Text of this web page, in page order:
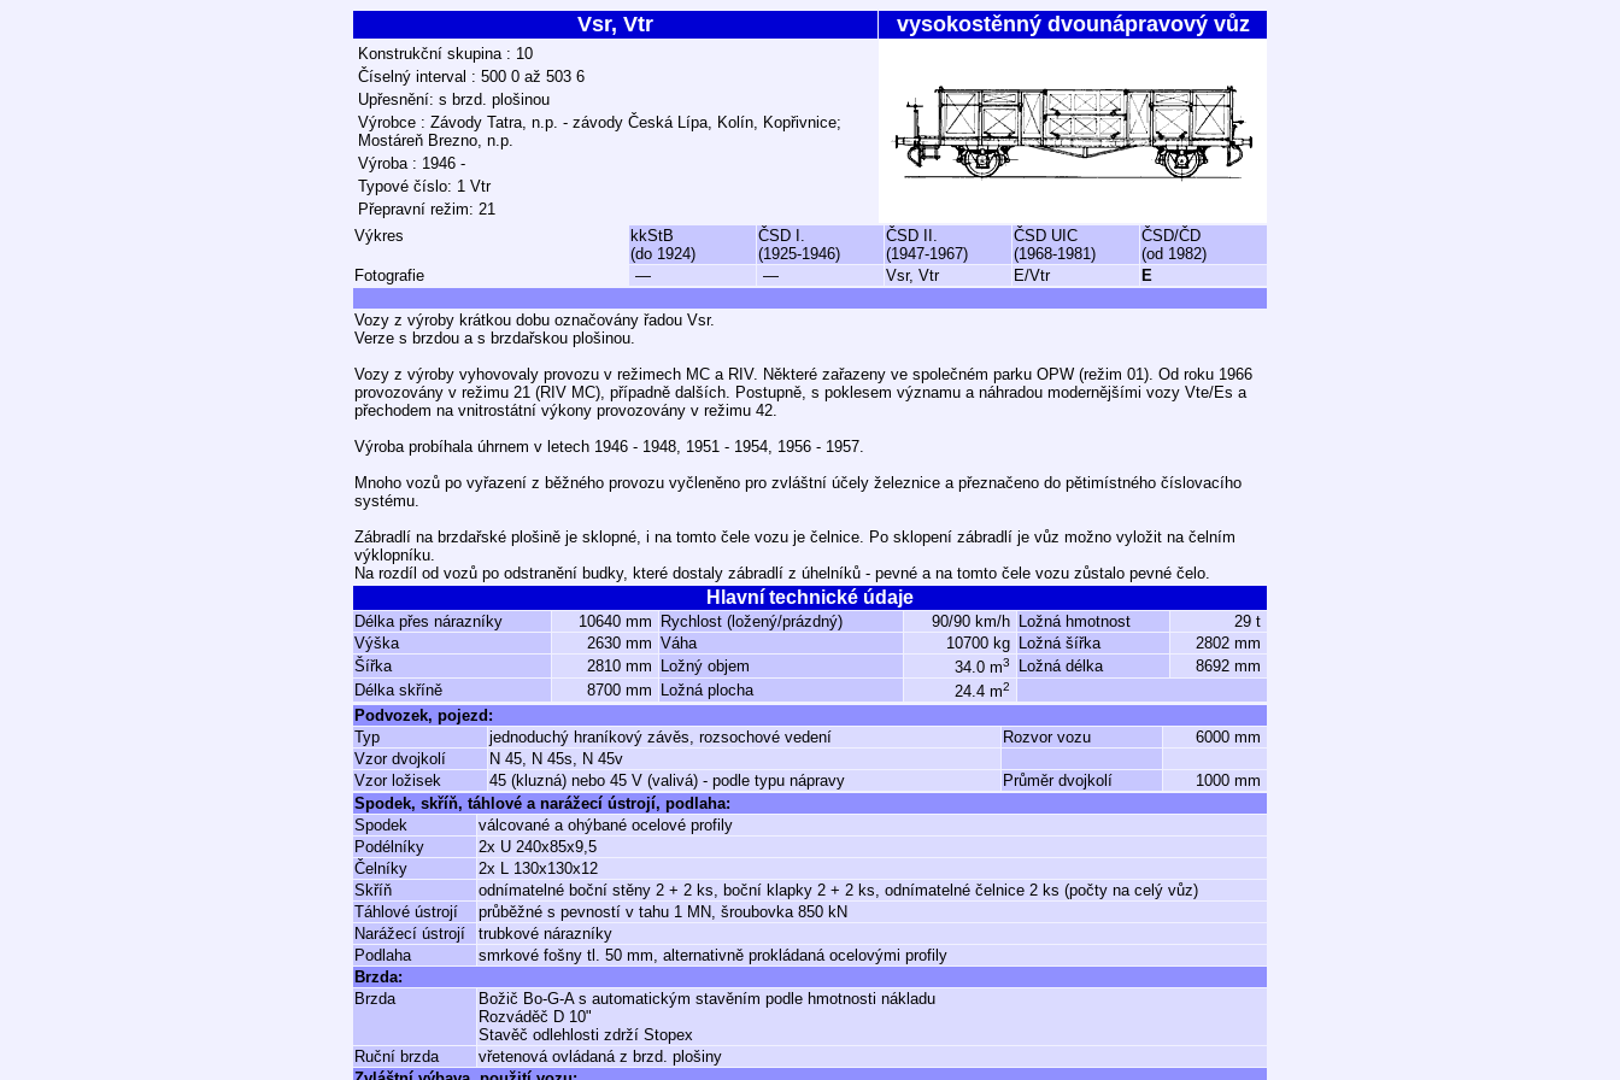
Vsr, Vtr vysokostěnný dvounápravový vůz
Konstrukční skupina : 10
Číselný interval : 500 0 až 503 6
Upřesnění: s brzd. plošinou
Výrobce : Závody Tatra, n.p. - závody Česká Lípa, Kolín, Kopřivnice;
Mostáreň Brezno, n.p.
Výroba : 1946 -
Typové číslo: 1 Vtr
Přepravní režim: 21
Výkres
kkStB
(do 1924)
ČSD I.
(1925-1946)
ČSD II.
(1947-1967)
ČSD UIC
(1968-1981)
ČSD/ČD
(od 1982)
Fotografie
— — Vsr, Vtr E/Vtr E
Vozy z výroby krátkou dobu označovány řadou Vsr.
Verze s brzdou a s brzdařskou plošinou.
Vozy z výroby vyhovovaly provozu v režimech MC a RIV. Některé zařazeny ve společném parku OPW (režim 01). Od roku 1966
provozovány v režimu 21 (RIV MC), případně dalších. Postupně, s poklesem významu a náhradou modernějšími vozy Vte/Es a
přechodem na vnitrostátní výkony provozovány v režimu 42.
Výroba probíhala úhrnem v letech 1946 - 1948, 1951 - 1954, 1956 - 1957.
Mnoho vozů po vyřazení z běžného provozu vyčleněno pro zvláštní účely železnice a přeznačeno do pětimístného číslovacího
systému.
Zábradlí na brzdařské plošině je sklopné, i na tomto čele vozu je čelnice. Po sklopení zábradlí je vůz možno vyložit na čelním
výklopníku.
Na rozdíl od vozů po odstranění budky, které dostaly zábradlí z úhelníků - pevné a na tomto čele vozu zůstalo pevné čelo.
Hlavní technické údaje
Délka přes nárazníky 10640 mm Rychlost (ložený/prázdný) 90/90 km/h Ložná hmotnost
29 t
Výška
2630 mm Váha 10700 kg Ložná šířka
2802 mm
Šířka
2810 mm Ložný objem 34.0 m3 Ložná délka
8692 mm
Délka skříně
8700 mm Ložná plocha 24.4 m2
Podvozek, pojezd:
Typ
jednoduchý hraníkový závěs, rozsochové vedení Rozvor vozu
6000 mm
Vzor dvojkolí
N 45, N 45s, N 45v
Vzor ložisek
45 (kluzná) nebo 45 V (valivá) - podle typu nápravy Průměr dvojkolí
1000 mm
Spodek, skříň, táhlové a narážecí ústrojí, podlaha:
Spodek
válcované a ohýbané ocelové profily
Podélníky
2x U 240x85x9,5
Čelníky
2x L 130x130x12
Skříň
odnímatelné boční stěny 2 + 2 ks, boční klapky 2 + 2 ks, odnímatelné čelnice 2 ks (počty na celý vůz)
Táhlové ústrojí
průběžné s pevností v tahu 1 MN, šroubovka 850 kN
Narážecí ústrojí
trubkové nárazníky
Podlaha
smrkové fošny tl. 50 mm, alternativně prokládaná ocelovými profily
Brzda:
Brzda
Božič Bo-G-A s automatickým stavěním podle hmotnosti nákladu
Rozváděč D 10"
Stavěč odlehlosti zdrží Stopex
Ruční brzda
vřetenová ovládaná z brzd. plošiny